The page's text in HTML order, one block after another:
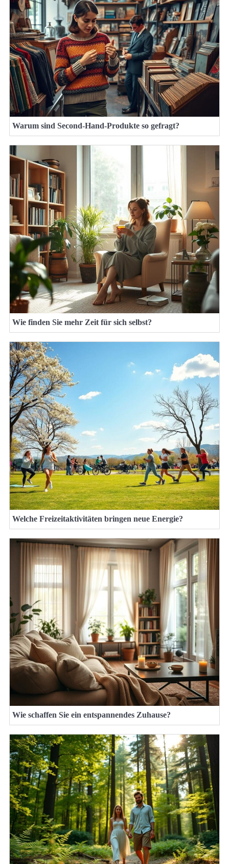
Warum sind Second-Hand-Produkte so gefragt?
Wie finden Sie mehr Zeit für sich selbst?
Welche Freizeitaktivitäten bringen neue Energie?
Wie schaffen Sie ein entspannendes Zuhause?